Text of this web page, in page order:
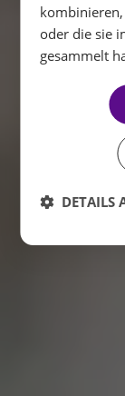
oder die sie
gesammelt
DETAILS